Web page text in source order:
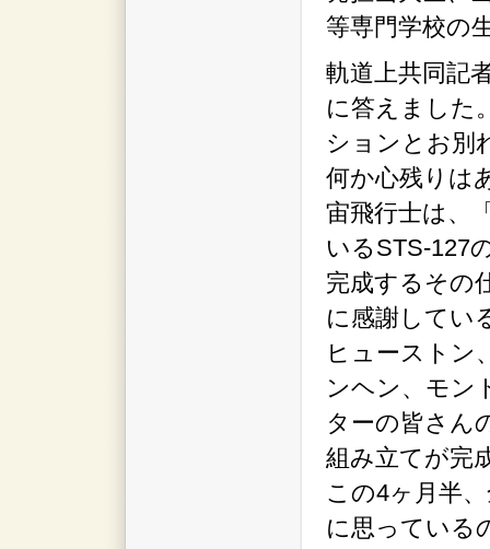
等専門学校の
軌道上共同記
に答えました
ションとお別
何か心残りは
宙飛行士は、
いるSTS-127
完成するその
に感謝してい
ヒューストン
ンヘン、モン
ターの皆さん
組み立てが完
この4ヶ月半
に思っている